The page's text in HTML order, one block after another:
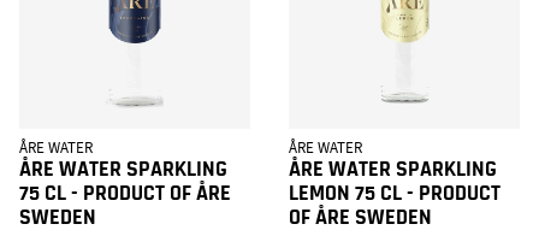
ÅRE WATER
ÅRE WATER SPARKLING
75 CL - PRODUCT OF ÅRE
SWEDEN
ÅRE WATER
ÅRE WATER SPARKLING
LEMON 75 CL - PRODUCT
OF ÅRE SWEDEN